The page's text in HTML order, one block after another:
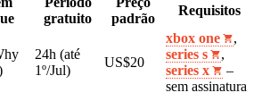
gratuito
padrão
Requisitos
24h (até
1º/Jul)
US$20
xbox one
,
series s
,
series x
–
sem assinatura